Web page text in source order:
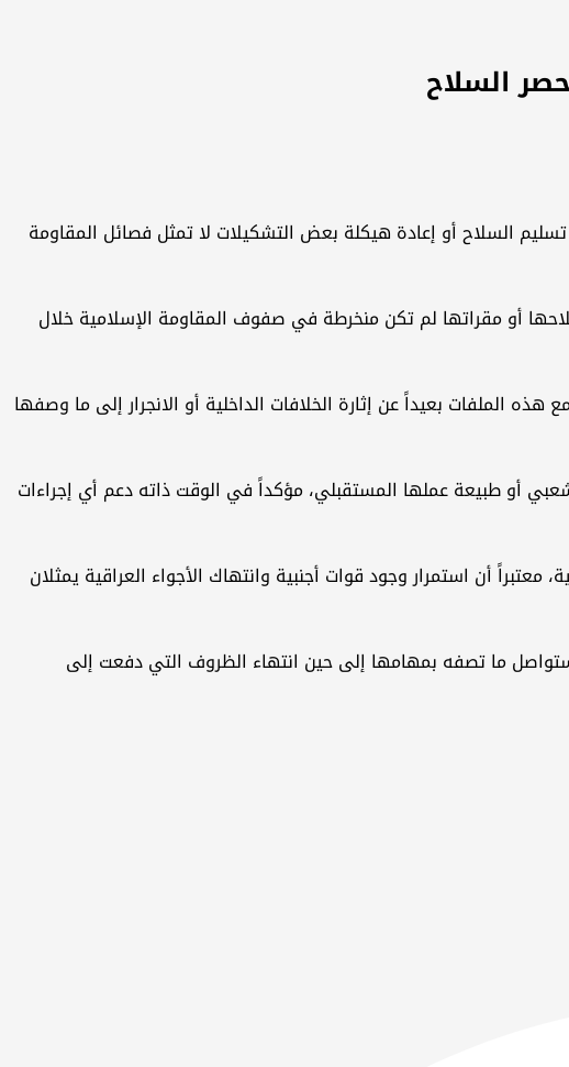
السلاح
السلاح أو إعادة هيكلة بعض التشكيلات لا تمثل فصائل المقاومة
أو مقراتها لم تكن منخرطة في صفوف المقاومة الإسلامية خلال
بعيداً عن إثارة الخلافات الداخلية أو الانجرار إلى ما وصفها
أو طبيعة عملها المستقبلي، مؤكداً في الوقت ذاته دعم أي إجراءات
أن استمرار وجود قوات أجنبية وانتهاك الأجواء العراقية يمثلان
ما تصفه بمهامها إلى حين انتهاء الظروف التي دفعت إلى